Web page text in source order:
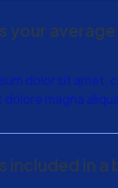
your
dolor sit
magna
included in